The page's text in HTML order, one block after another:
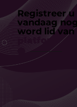
Registreer u
vandaag
word lid van
platform